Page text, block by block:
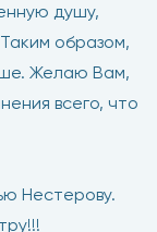
душу,
образом,
Желаю Вам,
всего, что
Нестерову.